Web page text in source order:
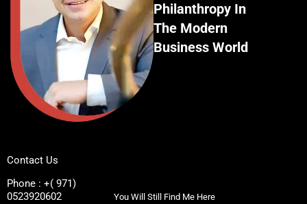
Philanthropy In
The Modern
Business World
Contact Us
Phone : +( 971)
0523920602
You Will Still Find Me Here